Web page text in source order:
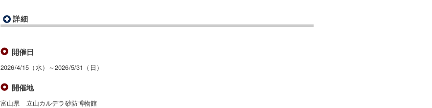
詳細
開催日
2026/4/15（水）～2026/5/31（日）
開催地
富山県 立山カルデラ砂防博物館